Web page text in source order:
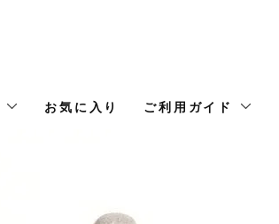
お気に入り ご利用ガイド